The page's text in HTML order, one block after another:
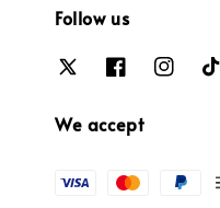
Follow us
We accept